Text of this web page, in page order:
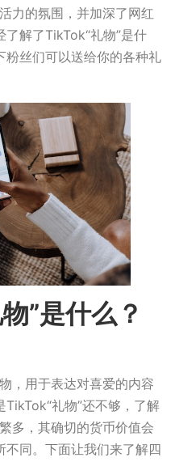
力的氛围，并加深了网红
解了TikTok“礼物”是什
粉丝们可以送给你的各种礼
”是什么？
，用于表达对喜爱的内容
礼物”还不够，了解
多，其确切的货币价值会
不同。下面让我们来了解四